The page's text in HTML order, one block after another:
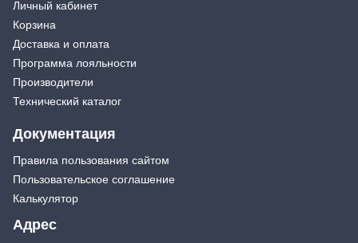
Личный кабинет
Корзина
Доставка и оплата
Программа лояльности
Производители
Технический каталог
Документация
Правила пользования сайтом
Пользовательское соглашение
Калькулятор
Адрес